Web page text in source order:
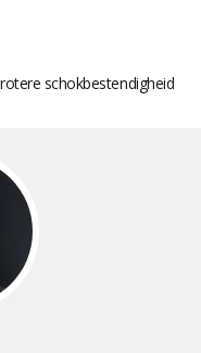
schokbestendigheid